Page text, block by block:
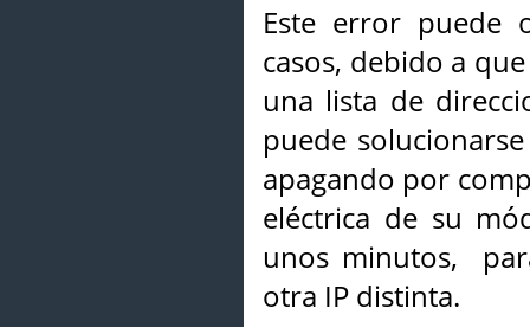
Este error puede
casos, debido a
una lista de
puede
apagando por
eléctrica de su
unos minutos,
otra IP distinta.